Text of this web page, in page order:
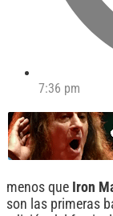
7:36 pm
menos que Iron
son las primeras